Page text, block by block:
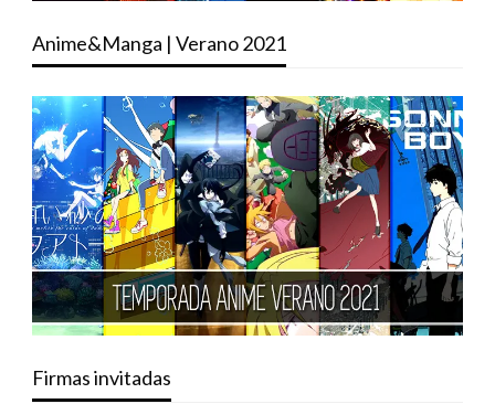
Anime&Manga | Verano 2021
Firmas invitadas